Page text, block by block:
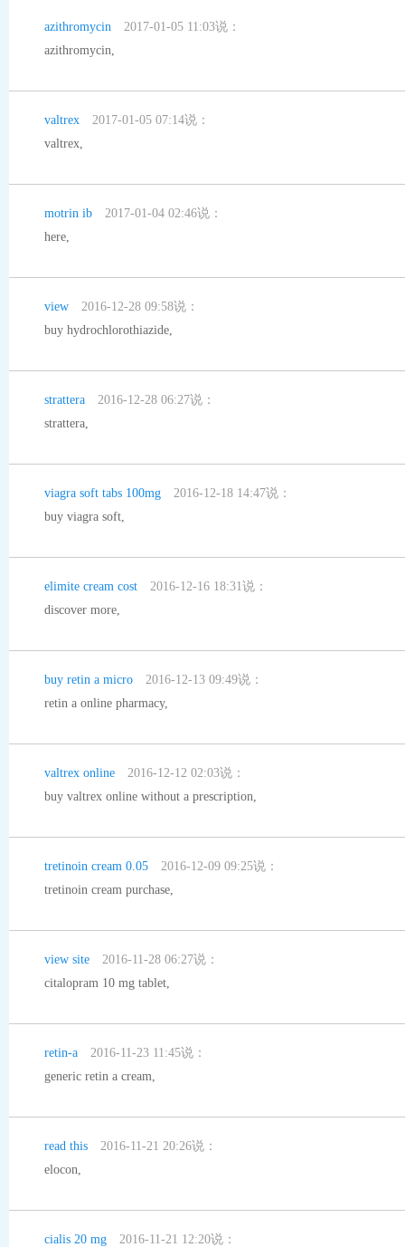
azithromycin
2017-01-05 11:03说：
azithromycin,
valtrex
2017-01-05 07:14说：
valtrex,
motrin ib
2017-01-04 02:46说：
here,
view
2016-12-28 09:58说：
buy hydrochlorothiazide,
strattera
2016-12-28 06:27说：
strattera,
viagra soft tabs 100mg
2016-12-18 14:47说：
buy viagra soft,
elimite cream cost
2016-12-16 18:31说：
discover more,
buy retin a micro
2016-12-13 09:49说：
retin a online pharmacy,
valtrex online
2016-12-12 02:03说：
buy valtrex online without a prescription,
tretinoin cream 0.05
2016-12-09 09:25说：
tretinoin cream purchase,
view site
2016-11-28 06:27说：
citalopram 10 mg tablet,
retin-a
2016-11-23 11:45说：
generic retin a cream,
read this
2016-11-21 20:26说：
elocon,
cialis 20 mg
2016-11-21 12:20说：